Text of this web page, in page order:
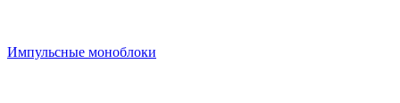
Импульсные моноблоки